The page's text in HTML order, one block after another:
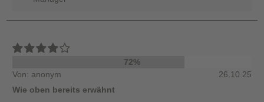
72%
Von: anonym
26.10.25
Wie oben bereits erwähnt